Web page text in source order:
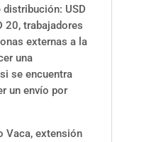
distribución: USD
20, trabajadores
externas a la
una
se encuentra
un envío por
Vaca, extensión